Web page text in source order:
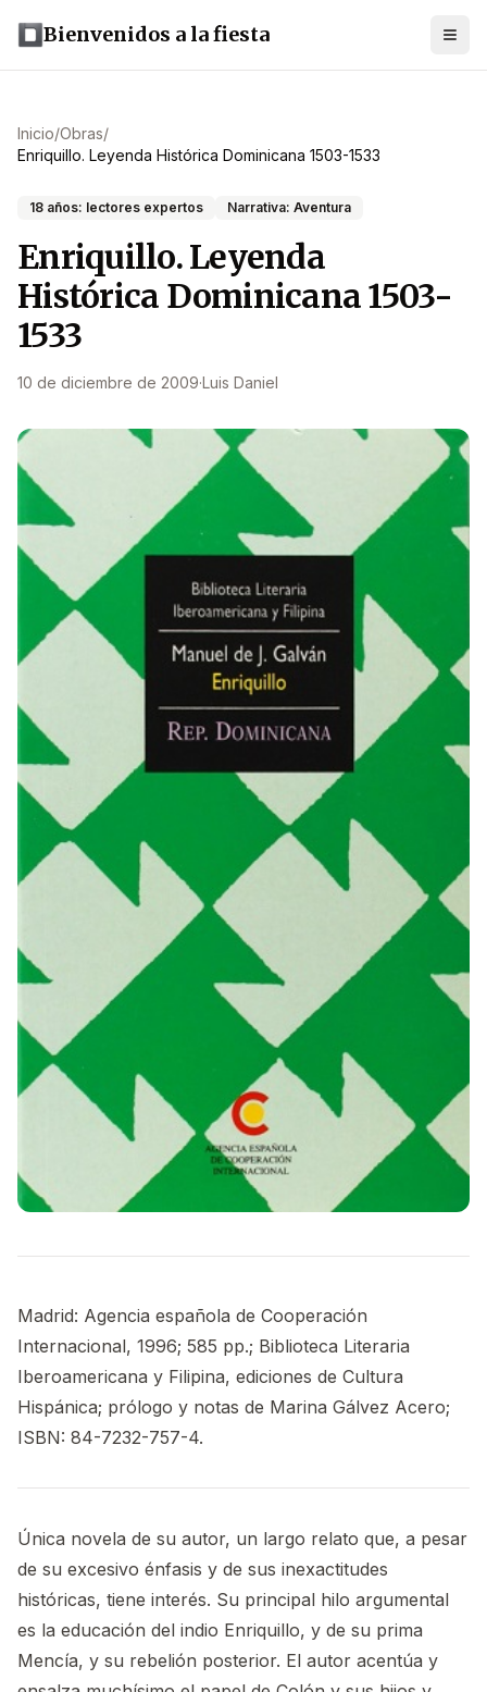
Bienvenidos a la fiesta
Inicio/Obras/
Enriquillo. Leyenda Histórica Dominicana 1503-1533
18 años: lectores expertos Narrativa: Aventura
Enriquillo. Leyenda
Histórica Dominicana 1503-
1533
10 de diciembre de 2009·Luis Daniel
Madrid: Agencia española de Cooperación
Internacional, 1996; 585 pp.; Biblioteca Literaria
Iberoamericana y Filipina, ediciones de Cultura
Hispánica; prólogo y notas de Marina Gálvez Acero;
ISBN: 84-7232-757-4.
Única novela de su autor, un largo relato que, a pesar
de su excesivo énfasis y de sus inexactitudes
históricas, tiene interés. Su principal hilo argumental
es la educación del indio Enriquillo, y de su prima
Mencía, y su rebelión posterior. El autor acentúa y